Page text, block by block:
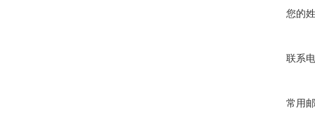
您的
联系
常用